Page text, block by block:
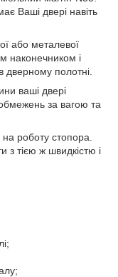
Ваші двері навіть
або металевої
наконечником і
дверному полотні.
ваші двері
за вагою та
роботу стопора.
з тією ж швидкістю і